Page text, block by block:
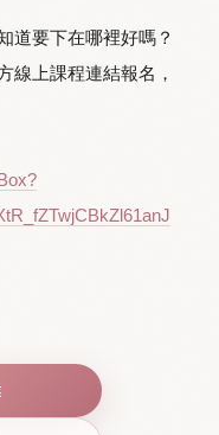
道要下在哪裡好嗎？
線上課程連結報名，